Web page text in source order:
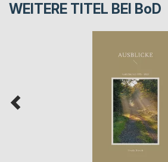
WEITERE TITEL BEI BoD